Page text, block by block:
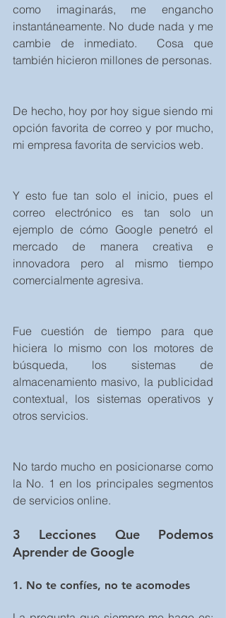
como imaginarás, me engancho
instantáneamente. No dude nada y me
cambie de inmediato.  Cosa que
también hicieron millones de personas.
De hecho, hoy por hoy sigue siendo mi
opción favorita de correo y por mucho,
mi empresa favorita de servicios web.
Y esto fue tan solo el inicio, pues el
correo electrónico es tan solo un
ejemplo de cómo Google penetró el
mercado de manera creativa e
innovadora pero al mismo tiempo
comercialmente agresiva.
Fue cuestión de tiempo para que
hiciera lo mismo con los motores de
búsqueda, los sistemas de
almacenamiento masivo, la publicidad
contextual, los sistemas operativos y
otros servicios.
No tardo mucho en posicionarse como
la No. 1 en los principales segmentos
de servicios online.
3 Lecciones Que Podemos
Aprender de Google
1. No te confíes, no te acomodes